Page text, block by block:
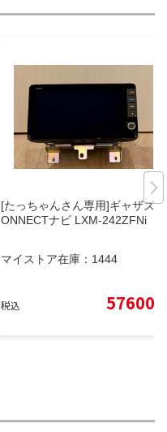
[たっちゃんさん専用]ギャザズ C
ONNECTナビ LXM-242ZFNi
マイストア在庫： 1444
税込 57600